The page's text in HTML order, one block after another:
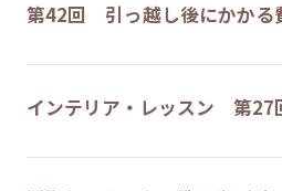
第42回 引っ越し後にかかる
インテリア・レッスン 第27